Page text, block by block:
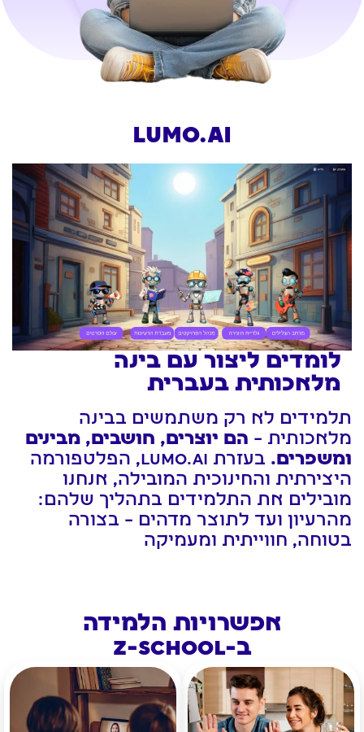
LUMO.AI
לומדים ליצור עם בינה
מלאכותית בעברית
תלמידים לא רק משתמשים בבינה
מלאכותית – הם יוצרים, חושבים, מבינים
ומשפרים.
בעזרת LUMO.AI, הפלטפורמה
היצירתית והחינוכית המובילה, אנחנו
מובילים את התלמידים בתהליך שלהם:
מהרעיון ועד לתוצר מדהים – בצורה
בטוחה, חווייתית ומעמיקה
אפשרויות הלמידה
ב-Z-SCHOOL